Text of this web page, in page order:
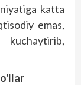
katta
emas,